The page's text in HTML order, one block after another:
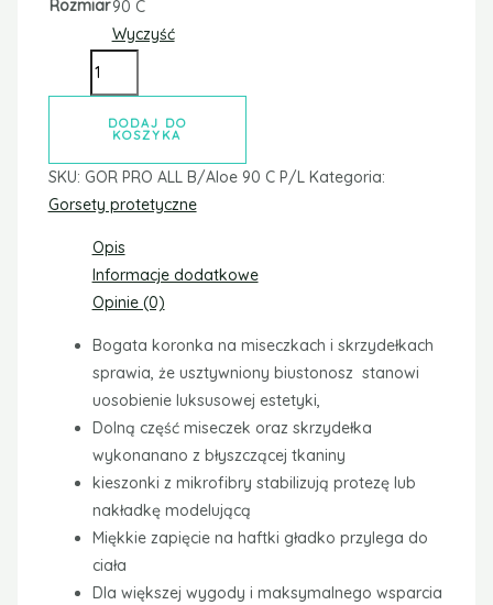
Rozmiar90 C
Wyczyść
DODAJ DO
KOSZYKA
SKU: GOR PRO ALL B/Aloe 90 C P/L Kategoria:
Gorsety protetyczne
Opis
Informacje dodatkowe
Opinie (0)
Bogata koronka na miseczkach i skrzydełkach
sprawia, że usztywniony biustonosz stanowi
uosobienie luksusowej estetyki,
Dolną część miseczek oraz skrzydełka
wykonanano z błyszczącej tkaniny
kieszonki z mikrofibry stabilizują protezę lub
nakładkę modelującą
Miękkie zapięcie na haftki gładko przylega do
ciała
Dla większej wygody i maksymalnego wsparcia